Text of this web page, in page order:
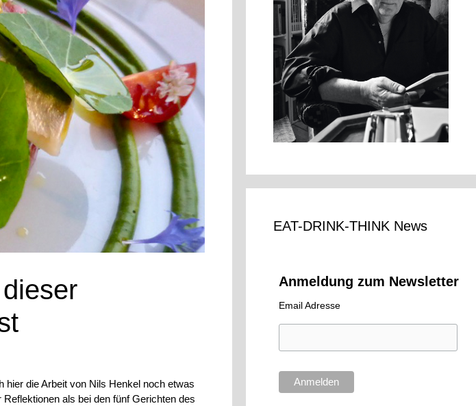
hier die Arbeit von Nils Henkel noch etwas
als bei den fünf Gerichten des
EAT-DRINK-THINK News
Anmeldung zum Newsletter
Email Adresse